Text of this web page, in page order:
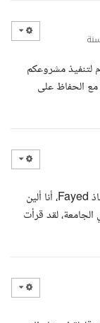
لتنفيذ مشروعكم
المتعلق بتحويل 20 صفحة PDF إلى ملفات Word مع الحفاظ على
السلام عليكم ورحمة الله وبركاته اهلا وسهلا بك أستاذ Fayed، أنا ألين
لقد قرأت